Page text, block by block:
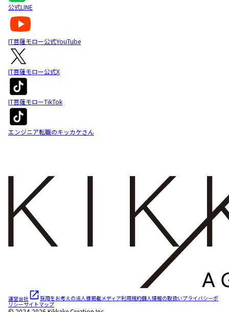
公式LINE
IT菩薩モロー公式YouTube
IT菩薩モロー公式X
IT菩薩モローTikTok
エンジニア転職のキッカケさん
運営会社 採用をお考えの法人様掲載メディア利用規約個人情報の取扱いプライバシーポ
リシーサイトマップ